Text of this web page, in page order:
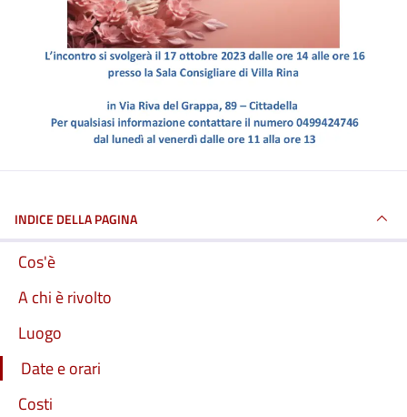
INDICE DELLA PAGINA
Cos'è
A chi è rivolto
Luogo
Date e orari
Costi